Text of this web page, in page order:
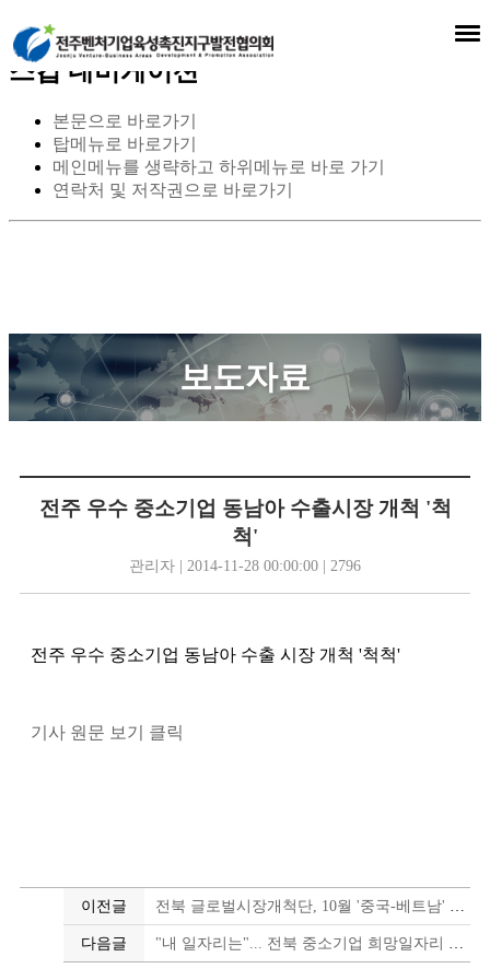
스킵 네비게이션
본문으로 바로가기
탑메뉴로 바로가기
메인메뉴를 생략하고 하위메뉴로 바로 가기
연락처 및 저작권으로 바로가기
보도자료
전주 우수 중소기업 동남아 수출시장 개척 '척
척'
관리자 | 2014-11-28 00:00:00 | 2796
전주 우수 중소기업 동남아 수출 시장 개척 '척척'
기사 원문 보기 클릭
이전글
다음글